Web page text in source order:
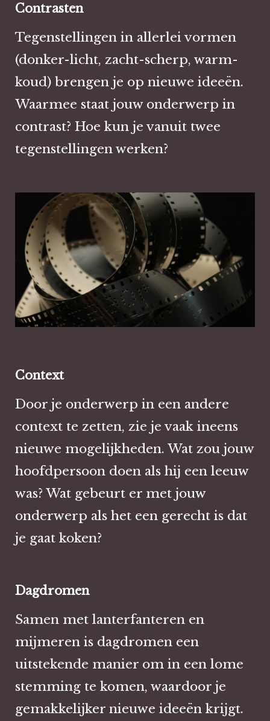
Contrasten
Tegenstellingen in allerlei vormen
(donker-licht, zacht-scherp, warm-
koud) brengen je op nieuwe ideeën.
Waarmee staat jouw onderwerp in
contrast? Hoe kun je vanuit twee
tegenstellingen werken?
Context
Door je onderwerp in een andere
context te zetten, zie je vaak ineens
nieuwe mogelijkheden. Wat zou jouw
hoofdpersoon doen als hij een leeuw
was? Wat gebeurt er met jouw
onderwerp als het een gerecht is dat
je gaat koken?
Dagdromen
Samen met lanterfanteren en
mijmeren is dagdromen een
uitstekende manier om in een lome
stemming te komen, waardoor je
gemakkelijker nieuwe ideeën krijgt.